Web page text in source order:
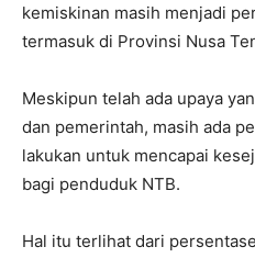
kemiskinan masih menjadi
termasuk di Provinsi Nusa
Meskipun telah ada upaya
dan pemerintah, masih ada
lakukan untuk mencapai
bagi penduduk NTB.
Hal itu terlihat dari